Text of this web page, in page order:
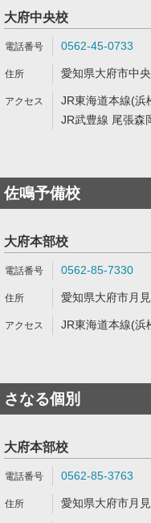
大府中央校
0562-45-0733
愛知県大府市中
JR東海道本線(浜
JR武豊線 尾張森
佐鳴予備校
大府本部校
0562-85-7330
愛知県大府市月
JR東海道本線(浜
さなる個別
大府本部校
0562-85-3763
愛知県大府市月